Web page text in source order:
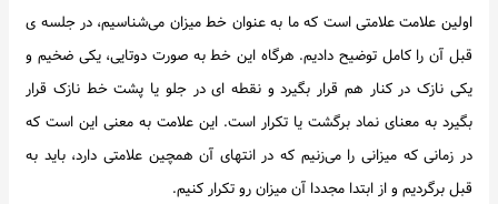
اولین علامت علامتی است که ما به عنوان خط میزان می‌شناسیم، در جلسه ی
قبل آن را کامل توضیح دادیم. هرگاه این خط به صورت دوتایی، یکی ضخیم و
یکی نازک در کنار هم قرار بگیرد و نقطه ای در جلو یا پشت خط نازک قرار
بگیرد به معنای نماد برگشت یا تکرار است. این علامت به معنی این است که
در زمانی که میزانی را می‌زنیم که در انتهای آن همچین علامتی دارد، باید به
قبل برگردیم و از ابتدا مجددا آن میزان رو تکرار کنیم.